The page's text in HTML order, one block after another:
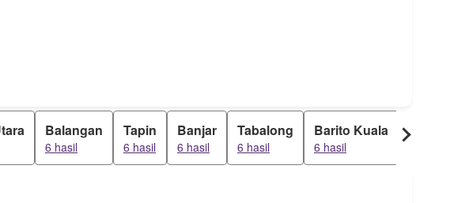
Balangan
6 hasil
Tapin
6 hasil
Banjar
6 hasil
Tabalong
6 hasil
Barito Kuala
6 hasil